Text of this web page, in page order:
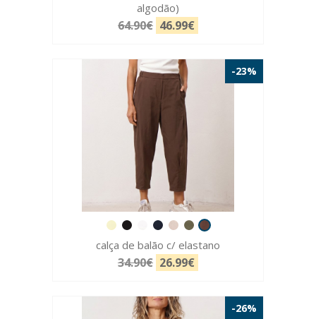
algodão)
64.90€ 46.99€
-23%
calça de balão c/ elastano
34.90€ 26.99€
-26%